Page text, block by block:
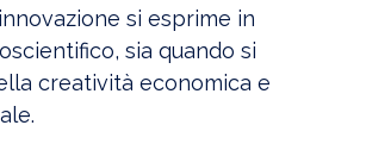
si esprime in
sia quando si
creatività economica e